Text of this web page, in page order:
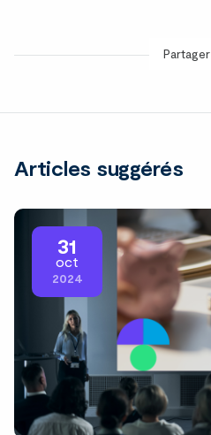
Partager
Articles suggérés
31
oct
2024